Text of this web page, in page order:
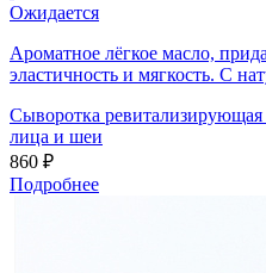
Ожидается
Ароматное лёгкое масло,
эластичность и мягкость. С
Сыворотка
лица и шеи
860 ₽
Подробнее